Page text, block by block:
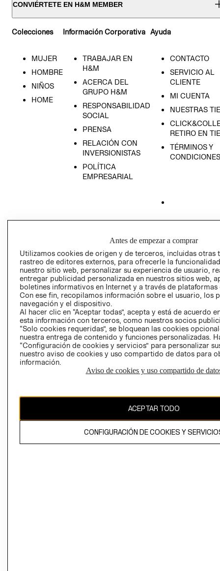
CONVIÉRTETE EN H&M MEMBER
Colecciones
MUJER
HOMBRE
NIÑOS
HOME
Información Corporativa
TRABAJAR EN
H&M
ACERCA DEL
GRUPO H&M
RESPONSABILIDAD
SOCIAL
PRENSA
RELACIÓN CON
INVERSIONISTAS
POLÍTICA
EMPRESARIAL
Ayuda
CONTACTO
SERVICIO AL
CLIENTE
MI CUENTA
NUESTRAS
RETIRO EN
TÉRMINOS Y
CONDICIONES
GIFT CARD
AVISO DE
Perú (S/)
CAMBIAR REGIÓN
propiedad de H&M Hennes & Mauritz AB
Antes de empezar a comprar
Utilizamos cookies de origen y de terceros, incluidas otras
rastreo de editores externos, para ofrecerle la
nuestro sitio web, personalizar su experiencia de usuario,
entregar publicidad personalizada en nuestros sitios web,
boletines informativos en Internet y a través de plataformas
Con ese fin, recopilamos información sobre el usuario, los
navegación y el dispositivo.
Al hacer clic en “Aceptar todas”, acepta y está de acuerdo
esta información con terceros, como nuestros socios
“Solo cookies requeridas”, se bloquean las cookies
nuestra entrega de contenido y funciones personalizadas.
“Configuración de cookies y servicios” para personalizar
nuestro aviso de cookies y uso compartido de datos para
información.
Aviso de cookies y uso compartido de
ACEPTAR TODO
CONFIGURACIÓN DE COOKIES Y